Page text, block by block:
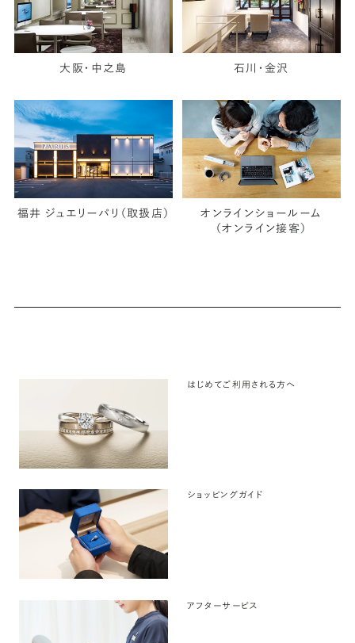
大阪・中之島 石川・金沢
福井 ジュエリーパリ（取扱店）
オンラインショールーム
（オンライン接客）
はじめてご利用される方へ
ショッピングガイド
アフターサービス